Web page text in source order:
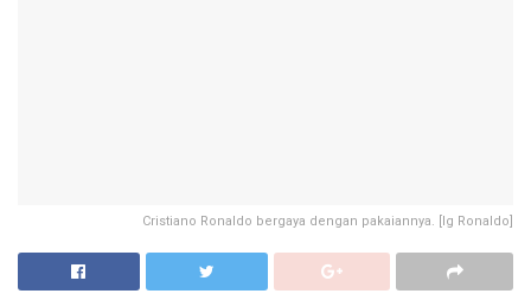
Cristiano Ronaldo bergaya dengan pakaiannya. [Ig Ronaldo]